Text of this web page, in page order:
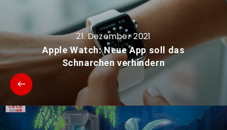
21. Dezember 2021
Apple Watch: Neue App soll das
Schnarchen verhindern